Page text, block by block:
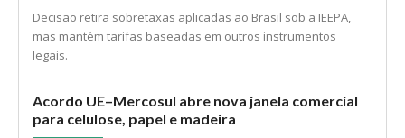
Decisão retira sobretaxas aplicadas ao Brasil sob a IEEPA,
mas mantém tarifas baseadas em outros instrumentos
legais.
Acordo UE–Mercosul abre nova janela comercial
para celulose, papel e madeira